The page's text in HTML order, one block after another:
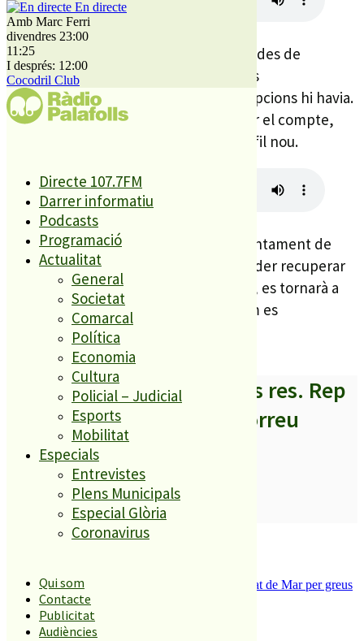
En directe
Amb Marc Ferri
divendres 23:00
11:25
I després: 12:00
Cocodril Club
Directe 107.7FM
Darrer informatiu
Podcasts
Programació
Actualitat
General
Societat
Comarcal
Política
Economia
Cultura
Policial – Judicial
Esports
Mobilitat
Especials
Entrevistes
Plens Municipals
Especial Glòria
Coronavirus
Qui som
Contacte
Publicitat
Audiències
Per tal de solucionar aquesta situació, des de
comunicació s’ha contactat amb altres
administracions per conèixer quines opcions hi havia.
Com que no s’ha aconseguit recuperar el compte,
l’àrea de Comunicació ha creat un perfil nou.
Tot i crear el nou compte, des de l’Ajuntament de
Palafolls no perden l’esperança en poder recuperar
el perfil anterior. En cas que això passi, es tornarà a
fer servir el primer perfil i aquest últim es
desactivarà.
A partir d’ara no et perdis res. Rep
els titulars al teu correu
SUBSCRIURE’M
És tendència ara
Tanquen un local de menjar ràpid a Malgrat de Mar per greus
deficiències sanitàries
2
ESPORTS CAP DE SETMANA